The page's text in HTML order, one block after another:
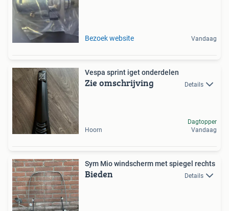
Bezoek website Vandaag
Vespa sprint iget onderdelen
Zie omschrijving Details
Hoorn
Dagtopper
Vandaag
Sym Mio windscherm met spiegel rechts
Bieden Details